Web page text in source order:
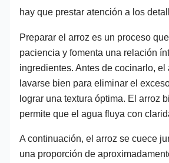
hay que prestar atención a los
Preparar el arroz es un proceso
paciencia y fomenta una relación
ingredientes. Antes de cocinarlo, el
lavarse bien para eliminar el
lograr una textura óptima. El arroz
permite que el agua fluya con
A continuación, el arroz se cuece
una proporción de